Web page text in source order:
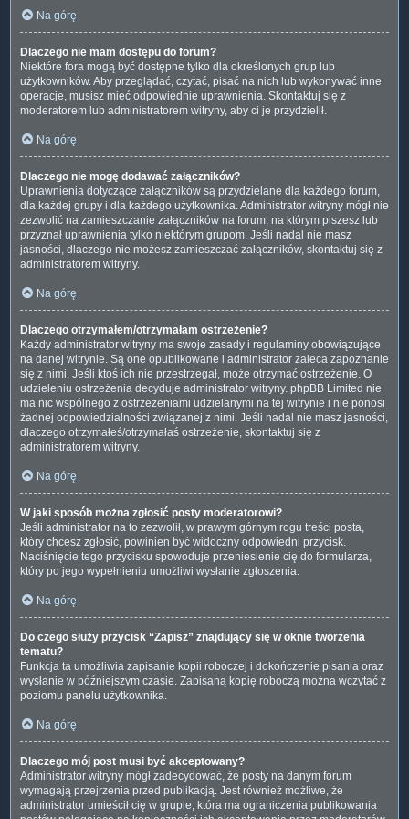
Na górę
Dlaczego nie mam dostępu do forum?
Niektóre fora mogą być dostępne tylko dla określonych grup lub
użytkowników. Aby przeglądać, czytać, pisać na nich lub wykonywać inne
operacje, musisz mieć odpowiednie uprawnienia. Skontaktuj się z
moderatorem lub administratorem witryny, aby ci je przydzielił.
Na górę
Dlaczego nie mogę dodawać załączników?
Uprawnienia dotyczące załączników są przydzielane dla każdego forum,
dla każdej grupy i dla każdego użytkownika. Administrator witryny mógł nie
zezwolić na zamieszczanie załączników na forum, na którym piszesz lub
przyznał uprawnienia tylko niektórym grupom. Jeśli nadal nie masz
jasności, dlaczego nie możesz zamieszczać załączników, skontaktuj się z
administratorem witryny.
Na górę
Dlaczego otrzymałem/otrzymałam ostrzeżenie?
Każdy administrator witryny ma swoje zasady i regulaminy obowiązujące
na danej witrynie. Są one opublikowane i administrator zaleca zapoznanie
się z nimi. Jeśli ktoś ich nie przestrzegał, może otrzymać ostrzeżenie. O
udzieleniu ostrzeżenia decyduje administrator witryny. phpBB Limited nie
ma nic wspólnego z ostrzeżeniami udzielanymi na tej witrynie i nie ponosi
żadnej odpowiedzialności związanej z nimi. Jeśli nadal nie masz jasności,
dlaczego otrzymałeś/otrzymałaś ostrzeżenie, skontaktuj się z
administratorem witryny.
Na górę
W jaki sposób można zgłosić posty moderatorowi?
Jeśli administrator na to zezwolił, w prawym górnym rogu treści posta,
który chcesz zgłosić, powinien być widoczny odpowiedni przycisk.
Naciśnięcie tego przycisku spowoduje przeniesienie cię do formularza,
który po jego wypełnieniu umożliwi wysłanie zgłoszenia.
Na górę
Do czego służy przycisk “Zapisz” znajdujący się w oknie tworzenia
tematu?
Funkcja ta umożliwia zapisanie kopii roboczej i dokończenie pisania oraz
wysłanie w późniejszym czasie. Zapisaną kopię roboczą można wczytać z
poziomu panelu użytkownika.
Na górę
Dlaczego mój post musi być akceptowany?
Administrator witryny mógł zadecydować, że posty na danym forum
wymagają przejrzenia przed publikacją. Jest również możliwe, że
administrator umieścił cię w grupie, która ma ograniczenia publikowania